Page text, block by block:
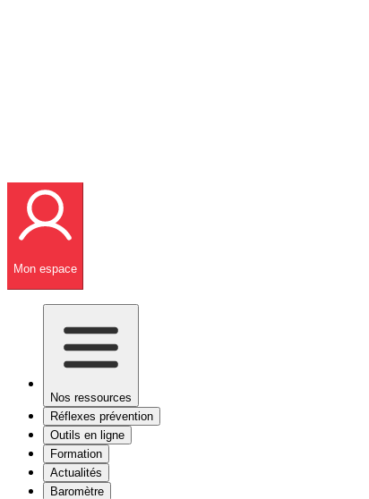
Mon espace
Nos ressources
Réflexes prévention
Outils en ligne
Formation
Actualités
Baromètre